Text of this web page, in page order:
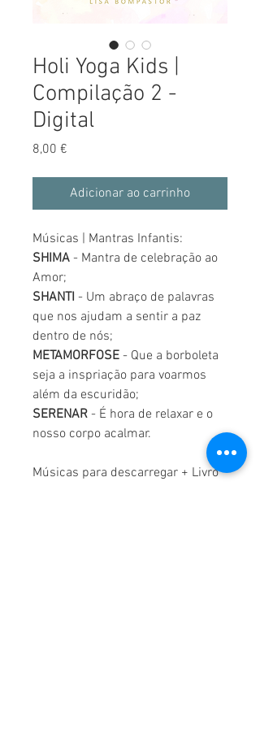
Holi Yoga Kids |
Compilação 2 -
Digital
8,00 €
Adicionar ao carrinho
Músicas | Mantras Infantis:
SHIMA - Mantra de celebração ao
Amor;
SHANTI - Um abraço de palavras
que nos ajudam a sentir a paz
dentro de nós;
METAMORFOSE - Que a borboleta
seja a inspriação para voarmos
além da escuridão;
SERENAR - É hora de relaxar e o
nosso corpo acalmar.
Músicas para descarregar + Livro